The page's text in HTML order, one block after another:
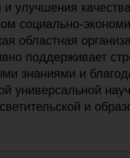
и улучшения
социально-
областная
поддерживает
знаниями и
универсальной
и